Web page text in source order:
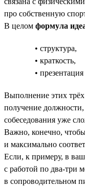
про собственную
В целом формула
• структура,
• краткость,
•
Выполнение этих
получение
собеседования уже
Важно, конечно,
и максимально
Если, к примеру, в
с работой по два-три
в сопроводительном